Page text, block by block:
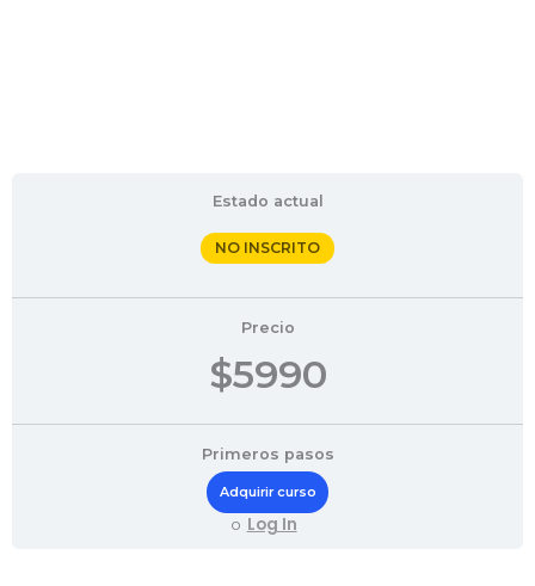
Estado actual
NO INSCRITO
Precio
$5990
Primeros pasos
Adquirir curso
o Log In